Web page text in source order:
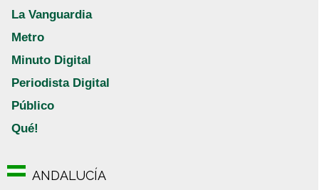
La Vanguardia
Metro
Minuto Digital
Periodista Digital
Público
Qué!
ANDALUCÍA